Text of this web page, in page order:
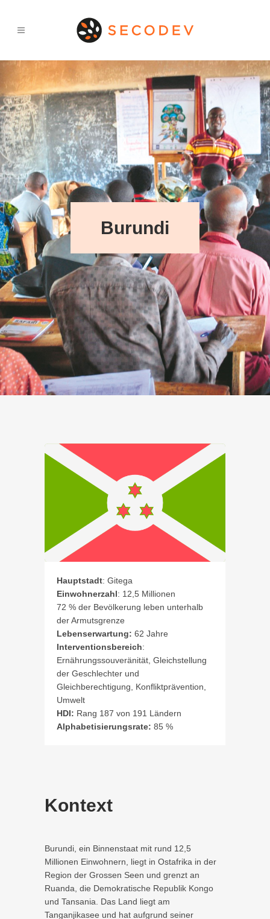
Burundi
Hauptstadt: Gitega
Einwohnerzahl: 12,5 Millionen
72 % der Bevölkerung leben unterhalb
der Armutsgrenze
Lebenserwartung: 62 Jahre
Interventionsbereich:
Ernährungssouveränität, Gleichstellung
der Geschlechter und
Gleichberechtigung, Konfliktprävention,
Umwelt
HDI: Rang 187 von 191 Ländern
Alphabetisierungsrate: 85 %
Kontext
Burundi, ein Binnenstaat mit rund 12,5
Millionen Einwohnern, liegt in Ostafrika in der
Region der Grossen Seen und grenzt an
Ruanda, die Demokratische Republik Kongo
und Tansania. Das Land liegt am
Tanganjikasee und hat aufgrund seiner